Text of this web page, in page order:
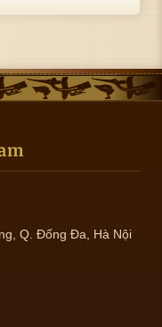
Q. Đống Đa, Hà Nội